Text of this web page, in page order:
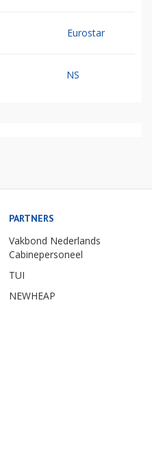
Eurostar
NS
PARTNERS
Vakbond Nederlands
Cabinepersoneel
TUI
NEWHEAP